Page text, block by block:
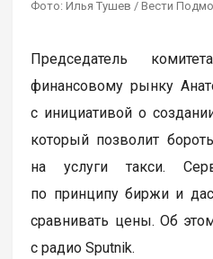
Фото: Илья Тушев / Вести
Председатель
финансовому рынку
с инициативой о
который позволит
на услуги такси.
по принципу биржи и
сравнивать цены. Об
с радио Sputnik.